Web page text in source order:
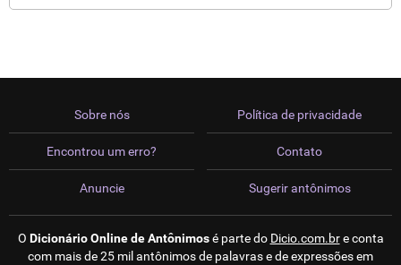
Sobre nós
Encontrou um erro?
Anuncie
Política de privacidade
Contato
Sugerir antônimos
O Dicionário Online de Antônimosé parte do Dicio.com.bre conta
com mais de 25 mil antônimos de palavras e de expressões em